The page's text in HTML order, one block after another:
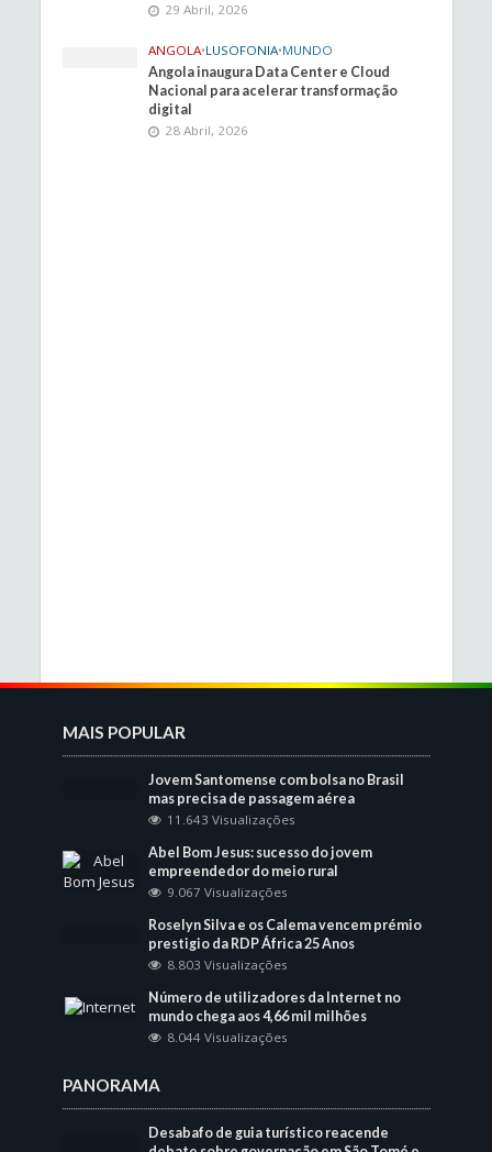
29 Abril, 2026
ANGOLA•LUSOFONIA•MUNDO
Angola inaugura Data Center e Cloud
Nacional para acelerar transformação
digital
28 Abril, 2026
MAIS POPULAR
Jovem Santomense com bolsa no Brasil
mas precisa de passagem aérea
11.643 Visualizações
Abel Bom Jesus: sucesso do jovem
empreendedor do meio rural
9.067 Visualizações
Roselyn Silva e os Calema vencem prémio
prestigio da RDP África 25 Anos
8.803 Visualizações
Número de utilizadores da Internet no
mundo chega aos 4,66 mil milhões
8.044 Visualizações
PANORAMA
Desabafo de guia turístico reacende